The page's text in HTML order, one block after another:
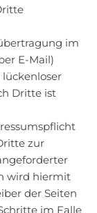
im
E-Mail)
Dritte ist
zur
wird hiermit
der Seiten
im Falle